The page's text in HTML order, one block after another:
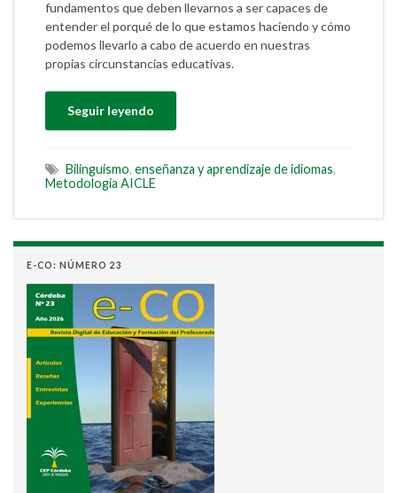
fundamentos que deben llevarnos a ser capaces de
entender el porqué de lo que estamos haciendo y cómo
podemos llevarlo a cabo de acuerdo en nuestras
propias circunstancias educativas.
Seguir leyendo
Bilinguismo, enseñanza y aprendizaje de idiomas,
Metodología AICLE
E-CO: NÚMERO 23